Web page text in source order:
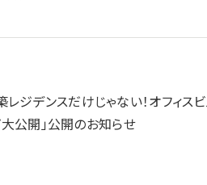
ジデンスだけじゃない！オフィス
公開」公開のお知らせ